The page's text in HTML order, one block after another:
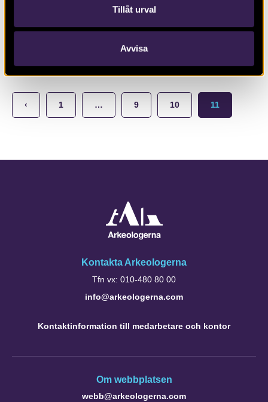
Tillåt urval
Avvisa
fjärrvärme i Olai Kyrkogata, kvarteret
‹ 1 … 9 10 11
Kontakta Arkeologerna
Tfn vx: 010-480 80 00
info@arkeologerna.com
Kontaktinformation till medarbetare och kontor
Om webbplatsen
webb@arkeologerna.com